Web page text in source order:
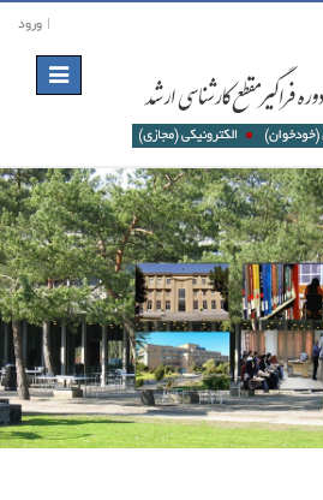
ورود
Toggle
navigation